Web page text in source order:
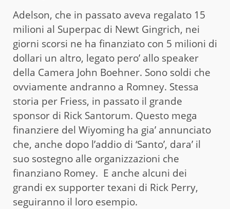
Adelson, che in passato aveva regalato 15
milioni al Superpac di Newt Gingrich, nei
giorni scorsi ne ha finanziato con 5 milioni di
dollari un altro, legato pero’ allo speaker
della Camera John Boehner. Sono soldi che
ovviamente andranno a Romney. Stessa
storia per Friess, in passato il grande
sponsor di Rick Santorum. Questo mega
finanziere del Wiyoming ha gia’ annunciato
che, anche dopo l’addio di ‘Santo’, dara’ il
suo sostegno alle organizzazioni che
finanziano Romey. E anche alcuni dei
grandi ex supporter texani di Rick Perry,
seguiranno il loro esempio.